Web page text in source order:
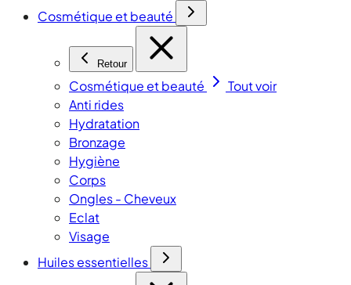
Cosmétique et beauté
Retour
Cosmétique et beauté
Tout voir
Anti rides
Hydratation
Bronzage
Hygiène
Corps
Ongles - Cheveux
Eclat
Visage
Huiles essentielles